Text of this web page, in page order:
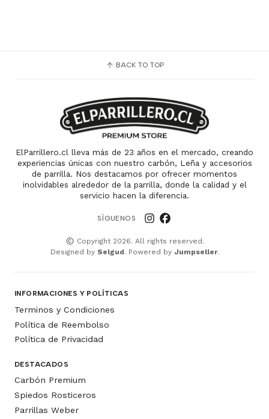
BACK TO TOP
ElParrillero.cl lleva más de 23 años en el mercado, creando
experiencias únicas con nuestro carbón, Leña y accesorios
de parrilla. Nos destacamos por ofrecer momentos
inolvidables alrededor de la parrilla, donde la calidad y el
servicio hacen la diferencia.
SÍGUENOS
Copyright 2026. All rights reserved.
Designed by Selgud. Powered by Jumpseller.
INFORMACIONES Y POLÍTICAS
Terminos y Condiciones
Política de Reembolso
Política de Privacidad
DESTACADOS
Carbón Premium
Spiedos Rosticeros
Parrillas Weber